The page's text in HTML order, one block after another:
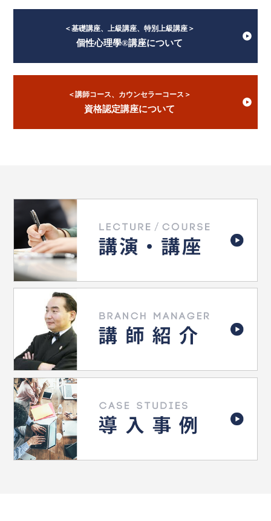
＜基礎講座、上級講座、特別上級講座＞
個性心理學®講座について
＜講師コース、カウンセラーコース＞
資格認定講座について